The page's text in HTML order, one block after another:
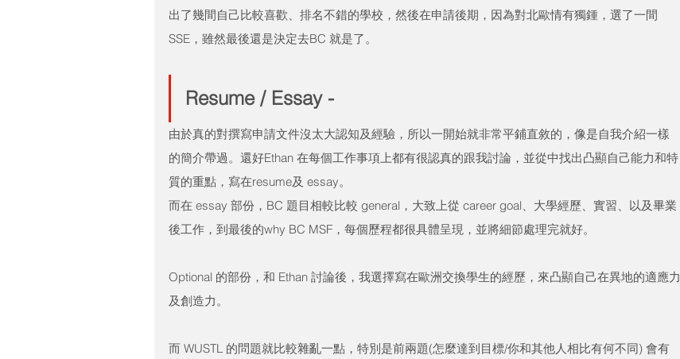
出了幾間自己比較喜歡、排名不錯的學校，然後在申請後期，因為對北歐情有獨鍾，選了一間
SSE，雖然最後還是決定去BC 就是了。
Resume / Essay -
由於真的對撰寫申請文件沒太大認知及經驗，所以一開始就非常平鋪直敘的，像是自我介紹一樣
的簡介帶過。還好Ethan 在每個工作事項上都有很認真的跟我討論，並從中找出凸顯自己能力和特
質的重點，寫在resume及 essay。
而在 essay 部份，BC 題目相較比較 general，大致上從 career goal、大學經歷、實習、以及畢業
後工作，到最後的why BC MSF，每個歷程都很具體呈現，並將細節處理完就好。
Optional 的部份，和 Ethan 討論後，我選擇寫在歐洲交換學生的經歷，來凸顯自己在異地的適應力
及創造力。
而 WUSTL 的問題就比較雜亂一點，特別是前兩題(怎麼達到目標/你和其他人相比有何不同) 會有